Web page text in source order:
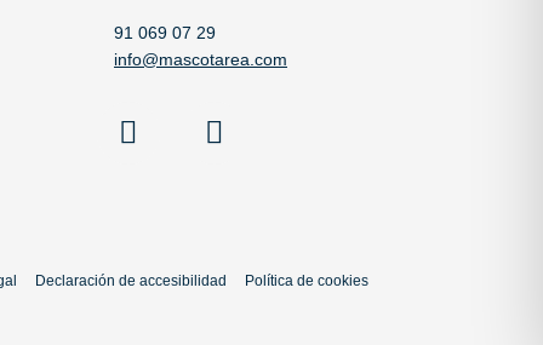
91 069 07 29
info@mascotarea.com
Declaración de accesibilidad Política de cookies